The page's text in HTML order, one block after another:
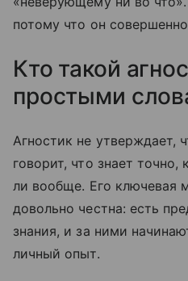
потому что он
Кто такой
простыми
Агностик не утверждает,
говорит, что знает
ли вообще. Его ключевая
довольно честна: есть
знания, и за ними
личный опыт.